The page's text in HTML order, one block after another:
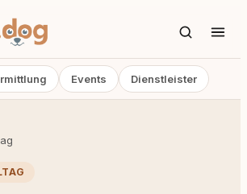
Events Dienstleister